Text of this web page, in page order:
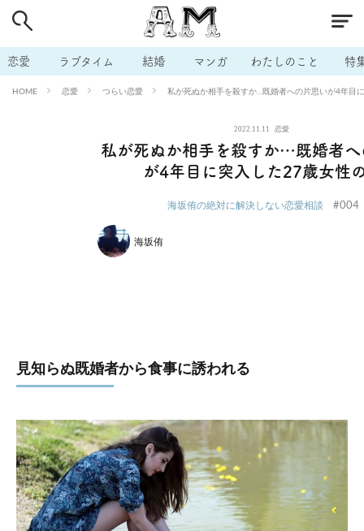
恋愛 ラブタイム 結婚 マンガ わたしのこと 特
HOME 恋愛 つらい恋愛 私が死ぬか相手を殺すか…既婚者への片思いが4年目
2022.11.11 恋愛
私が死ぬか相手を殺すか…既婚者へ
が4年目に突入した27歳女性
海坂侑の絶対に解決しない恋愛相談 #004
海坂侑
見知らぬ既婚者から食事に誘われる
# 男の本音 # セフレ # 不倫
# 出会う方法 # マッチングアプリ # ラブグッズ # 体の相